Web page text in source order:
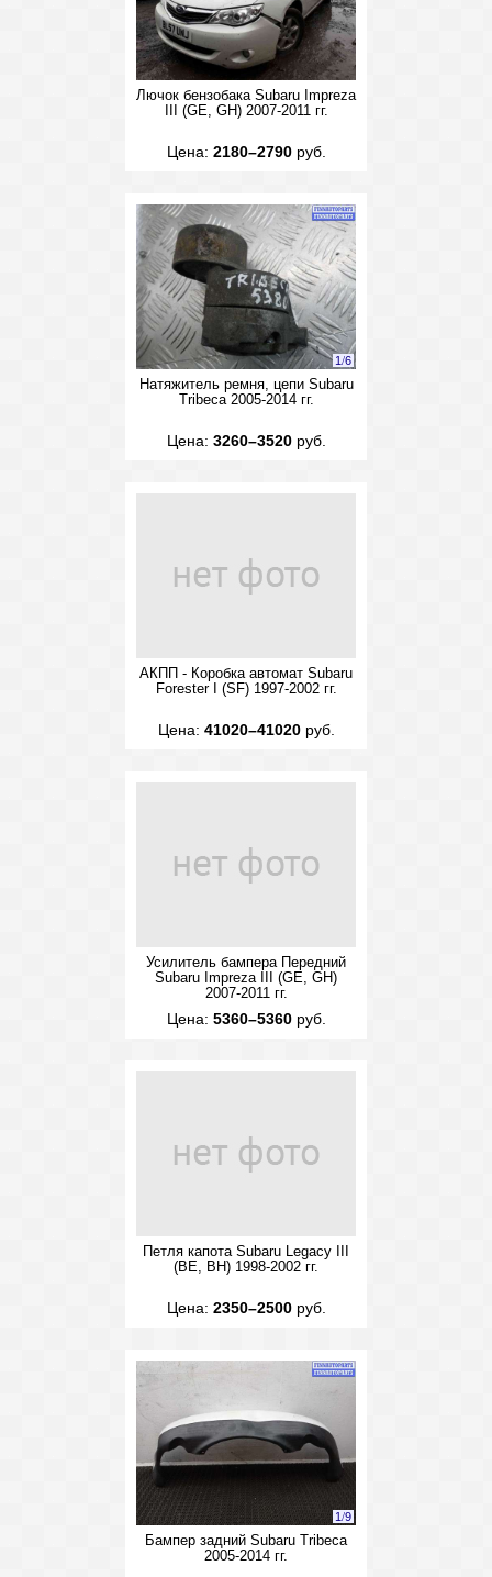
Лючок бензобака Subaru Impreza
III (GE, GH) 2007-2011 гг.
Цена: 2180–2790руб.
1/6
Натяжитель ремня, цепи Subaru
Tribeca 2005-2014 гг.
Цена: 3260–3520руб.
АКПП - Коробка автомат Subaru
Forester I (SF) 1997-2002 гг.
Цена: 41020–41020руб.
Усилитель бампера Передний
Subaru Impreza III (GE, GH)
2007-2011 гг.
Цена: 5360–5360руб.
Петля капота Subaru Legacy III
(BE, BH) 1998-2002 гг.
Цена: 2350–2500руб.
1/9
Бампер задний Subaru Tribeca
2005-2014 гг.